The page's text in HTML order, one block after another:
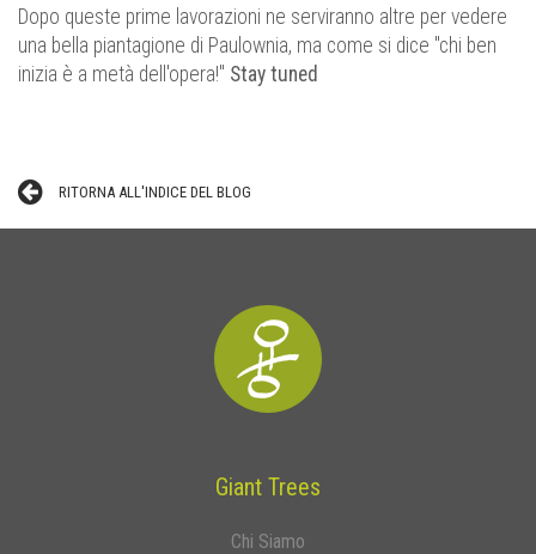
Dopo queste prime lavorazioni ne serviranno altre per vedere
una bella piantagione di Paulownia, ma come si dice "chi ben
inizia è a metà dell'opera!" Stay tuned
RITORNA ALL'INDICE DEL BLOG
Giant Trees
Chi Siamo